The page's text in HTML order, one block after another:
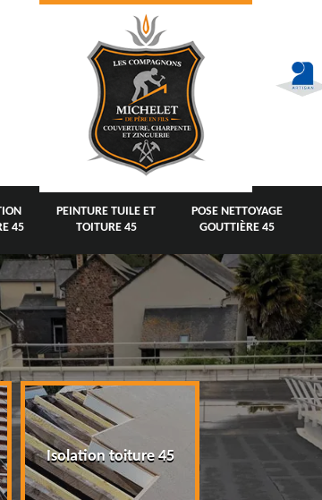
45
PEINTURE TUILE ET
TOITURE 45
POSE NETTOYAGE
GOUTTIÈRE 45
toiture 45